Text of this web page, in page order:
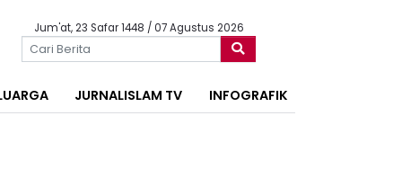
Jum'at, 23 Safar 1448 / 07 Agustus 2026
JURNALISLAM TV INFOGRAFIK